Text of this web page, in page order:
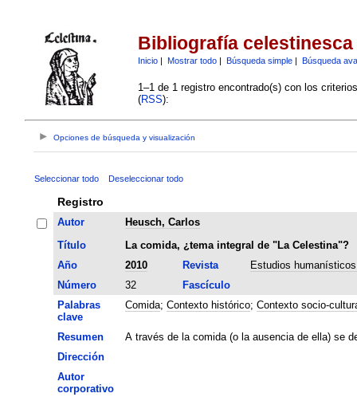
Bibliografía celestinesca
Inicio| Mostrar todo| Búsqueda simple| Búsqueda
1–1 de 1 registro encontrado(s) con los
(RSS):
Opciones de búsqueda y visualización
Seleccionar todo Deseleccionar todo
Registro
Autor
Heusch, Carlos
Título
La comida, ¿tema integral de "La Celestina"?
Año
2010 Revista
Estudios
Número
32
Fascículo
Palabras
clave
Comida; Contexto histórico; Contexto socio-
Resumen
A través de la comida (o la ausencia de ella) se
Dirección
Autor
corporativo